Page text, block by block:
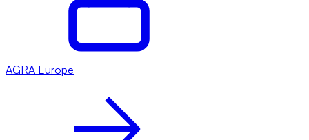
AGRA Europe